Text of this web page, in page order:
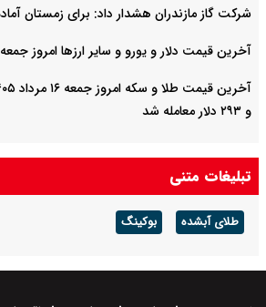
شرکت گاز مازندران هشدار داد: برای زمستان
آخرین قیمت دلار و یورو و سایر ارزها امروز جمعه ۱۶ مردادماه ۱۴۰۵
و ٢٩٣ دلار معامله شد
تبلیغات متنی
طلای آبشده بوکینگ